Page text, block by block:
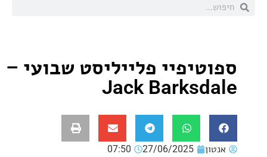
פלייליסט שבועי –
Jack
27/06/2025
07:50